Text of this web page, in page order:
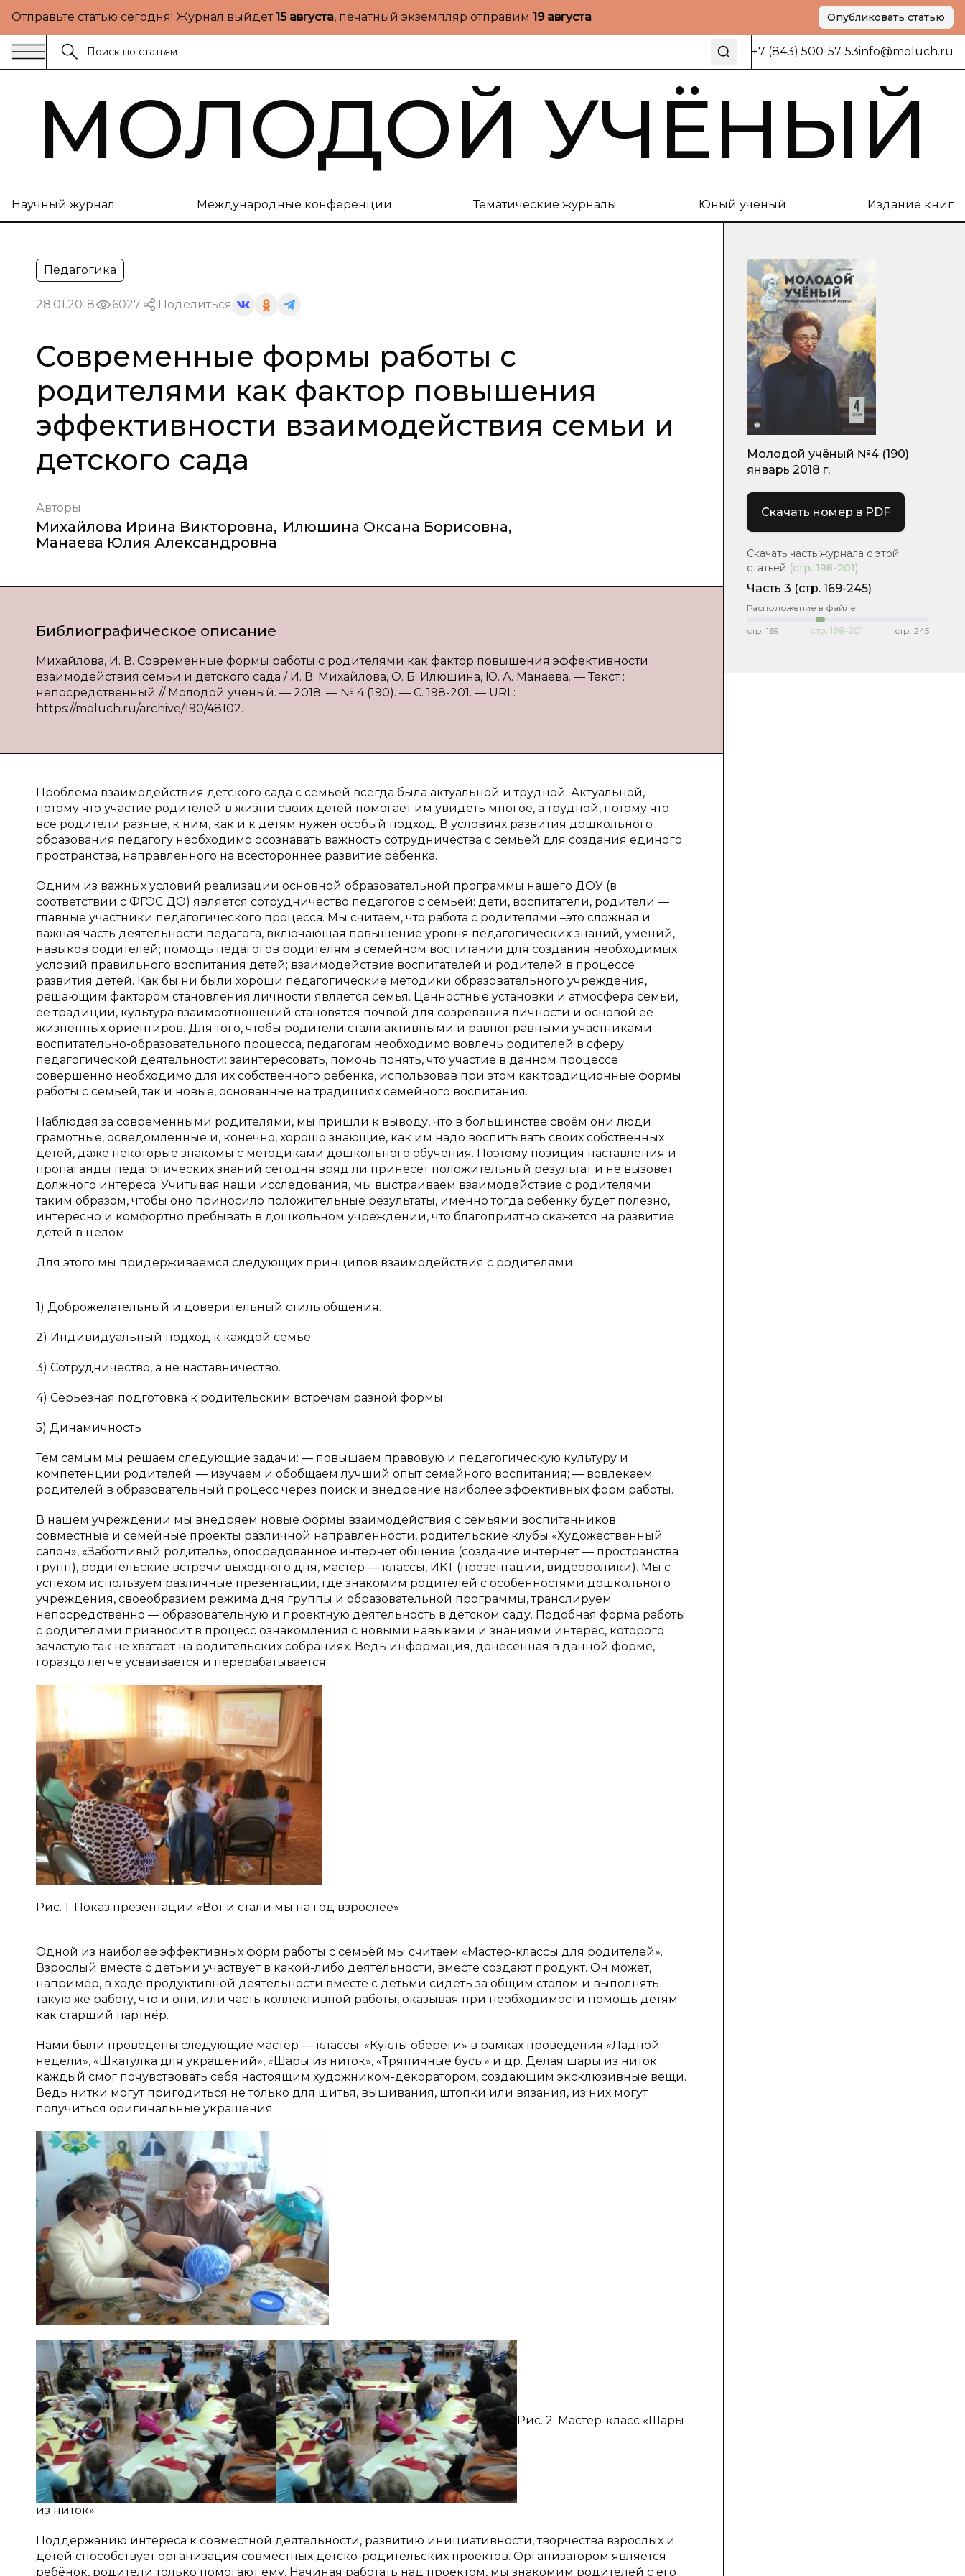
Отправьте статью сегодня! Журнал выйдет15 августа, печатный экземпляр отправим 19 августа Опубликовать статью
+7 (843) 500-57-53info@moluch.ru
МОЛОДОЙ УЧЁНЫЙ
Научный журнал Международные конференции Тематические журналы Юный ученый Издание книг
Педагогика
28.01.2018 6027 Поделиться
Современные формы работы с
родителями как фактор повышения
эффективности взаимодействия семьи и
детского сада
Авторы
Михайлова Ирина Викторовна, Илюшина Оксана Борисовна,
Манаева Юлия Александровна
Библиографическое описание
Михайлова, И. В. Современные формы работы с родителями как фактор повышения эффективности
взаимодействия семьи и детского сада / И. В. Михайлова, О. Б. Илюшина, Ю. А. Манаева. — Текст :
непосредственный // Молодой ученый. — 2018. — № 4 (190). — С. 198-201. — URL:
https://moluch.ru/archive/190/48102.
Проблема взаимодействия детского сада с семьёй всегда была актуальной и трудной. Актуальной,
потому что участие родителей в жизни своих детей помогает им увидеть многое, а трудной, потому что
все родители разные, к ним, как и к детям нужен особый подход. В условиях развития дошкольного
образования педагогу необходимо осознавать важность сотрудничества с семьей для создания единого
пространства, направленного на всестороннее развитие ребенка.
Одним из важных условий реализации основной образовательной программы нашего ДОУ (в
соответствии с ФГОС ДО) является сотрудничество педагогов с семьей: дети, воспитатели, родители —
главные участники педагогического процесса. Мы считаем, что работа с родителями –это сложная и
важная часть деятельности педагога, включающая повышение уровня педагогических знаний, умений,
навыков родителей; помощь педагогов родителям в семейном воспитании для создания необходимых
условий правильного воспитания детей; взаимодействие воспитателей и родителей в процессе
развития детей. Как бы ни были хороши педагогические методики образовательного учреждения,
решающим фактором становления личности является семья. Ценностные установки и атмосфера семьи,
ее традиции, культура взаимоотношений становятся почвой для созревания личности и основой ее
жизненных ориентиров. Для того, чтобы родители стали активными и равноправными участниками
воспитательно-образовательного процесса, педагогам необходимо вовлечь родителей в сферу
педагогической деятельности: заинтересовать, помочь понять, что участие в данном процессе
совершенно необходимо для их собственного ребенка, использовав при этом как традиционные формы
работы с семьей, так и новые, основанные на традициях семейного воспитания.
Наблюдая за современными родителями, мы пришли к выводу, что в большинстве своём они люди
грамотные, осведомлённые и, конечно, хорошо знающие, как им надо воспитывать своих собственных
детей, даже некоторые знакомы с методиками дошкольного обучения. Поэтому позиция наставления и
пропаганды педагогических знаний сегодня вряд ли принесёт положительный результат и не вызовет
должного интереса. Учитывая наши исследования, мы выстраиваем взаимодействие с родителями
таким образом, чтобы оно приносило положительные результаты, именно тогда ребенку будет полезно,
интересно и комфортно пребывать в дошкольном учреждении, что благоприятно скажется на развитие
детей в целом.
Для этого мы придерживаемся следующих принципов взаимодействия с родителями:
1) Доброжелательный и доверительный стиль общения.
2) Индивидуальный подход к каждой семье
3) Сотрудничество, а не наставничество.
4) Серьёзная подготовка к родительским встречам разной формы
5) Динамичность
Тем самым мы решаем следующие задачи: — повышаем правовую и педагогическую культуру и
компетенции родителей; — изучаем и обобщаем лучший опыт семейного воспитания; — вовлекаем
родителей в образовательный процесс через поиск и внедрение наиболее эффективных форм работы.
В нашем учреждении мы внедряем новые формы взаимодействия с семьями воспитанников:
совместные и семейные проекты различной направленности, родительские клубы «Художественный
салон», «Заботливый родитель», опосредованное интернет общение (создание интернет — пространства
групп), родительские встречи выходного дня, мастер — классы, ИКТ (презентации, видеоролики). Мы с
успехом используем различные презентации, где знакомим родителей с особенностями дошкольного
учреждения, своеобразием режима дня группы и образовательной программы, транслируем
непосредственно — образовательную и проектную деятельность в детском саду. Подобная форма работы
с родителями привносит в процесс ознакомления с новыми навыками и знаниями интерес, которого
зачастую так не хватает на родительских собраниях. Ведь информация, донесенная в данной форме,
гораздо легче усваивается и перерабатывается.
Рис. 1. Показ презентации «Вот и стали мы на год взрослее»
Одной из наиболее эффективных форм работы с семьёй мы считаем «Мастер-классы для родителей».
Взрослый вместе с детьми участвует в какой-либо деятельности, вместе создают продукт. Он может,
например, в ходе продуктивной деятельности вместе с детьми сидеть за общим столом и выполнять
такую же работу, что и они, или часть коллективной работы, оказывая при необходимости помощь детям
как старший партнёр.
Нами были проведены следующие мастер — классы: «Куклы обереги» в рамках проведения «Ладной
недели», «Шкатулка для украшений», «Шары из ниток», «Тряпичные бусы» и др. Делая шары из ниток
каждый смог почувствовать себя настоящим художником-декоратором, создающим эксклюзивные вещи.
Ведь нитки могут пригодиться не только для шитья, вышивания, штопки или вязания, из них могут
получиться оригинальные украшения.
Рис. 2. Мастер-класс «Шары
из ниток»
Поддержанию интереса к совместной деятельности, развитию инициативности, творчества взрослых и
детей способствует организация совместных детско-родительских проектов. Организатором является
ребёнок, родители только помогают ему. Начиная работать над проектом, мы знакомим родителей с его
Молодой учёный №4 (190)
январь 2018 г.
Скачать номер в PDF
Скачать часть журнала с этой
статьей (стр. 198-201):
Часть 3 (стр. 169-245)
Расположение в файле:
стр. 169 стр. 198-201 стр. 245